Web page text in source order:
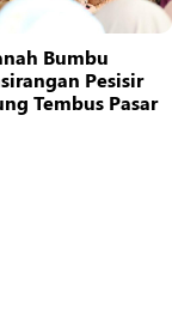
Bumbu
Pesisir
Tembus Pasar